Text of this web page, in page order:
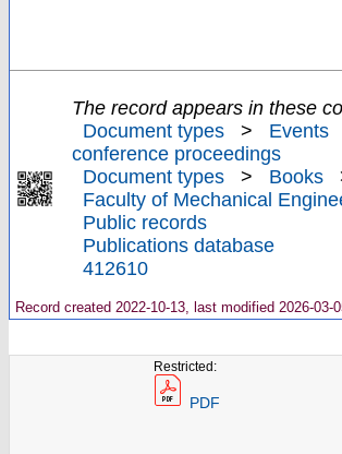
The record appears in these
Document types
> Events
conference proceedings
Document types
> Books
Faculty of Mechanical
Public records
Publications database
412610
Record created 2022-10-13, last modified 2026-03-
Restricted:
PDF